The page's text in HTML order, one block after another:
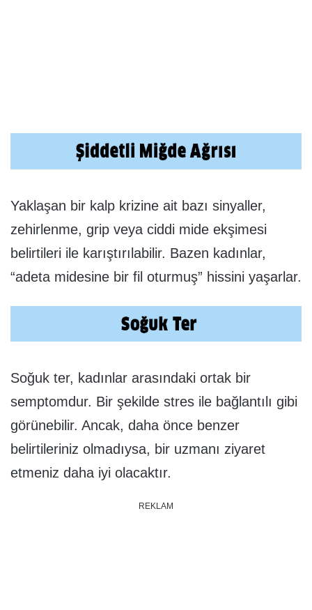
Yaklaşan bir kalp krizine ait bazı sinyaller,
zehirlenme, grip veya ciddi mide ekşimesi
belirtileri ile karıştırılabilir. Bazen kadınlar,
“adeta midesine bir fil oturmuş” hissini yaşarlar.
Soğuk ter, kadınlar arasındaki ortak bir
semptomdur. Bir şekilde stres ile bağlantılı gibi
görünebilir. Ancak, daha önce benzer
belirtileriniz olmadıysa, bir uzmanı ziyaret
etmeniz daha iyi olacaktır.
REKLAM